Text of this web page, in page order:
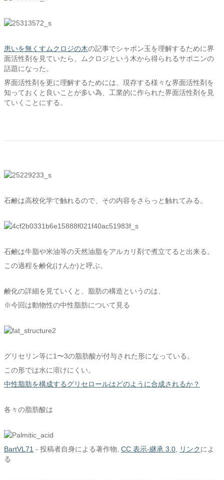
患いを無くすムクロジの木の記事でシャボン玉を理解するために界
面活性剤を見ていたら、ムクロジという木から得られるサポニンの
話題になった。
界面活性剤を更に理解するためには、現存する様々な界面活性剤を
知っておくと良いことが多い為、工業的に作られた界面活性剤を見
ていくことにする。
石鹸は高校化学で触れるので、その内容をさらっと触れてみる。
石鹸は牛脂や米油等の天然油脂をアルカリ剤で煮立てると出来る。
この過程を鹸化(けんか)と呼ぶ。
鹸化の詳細を見ていくと、脂肪の構造というのは、
※今回は動物性の中性脂肪について見る
グリセリン等に1〜3の脂肪酸が付与された形になっている。
この形では水に溶けにくい。
中性脂肪を構成するグリセロールはどのように合成されるか？
各々の脂肪酸は
BartVL71 - 投稿者自身による著作物 CC 表示-継承 3.0 リンクによ
る